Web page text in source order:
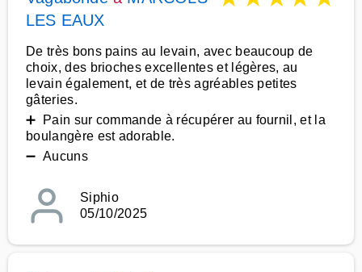
LES EAUX
De très bons pains au levain, avec beaucoup de
choix, des brioches excellentes et légères, au
levain également, et de très agréables petites
gâteries.
➕ Pain sur commande à récupérer au fournil, et la
boulangère est adorable.
➖ Aucuns
Siphio
05/10/2025